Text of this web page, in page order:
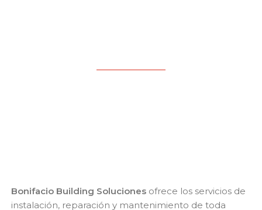
Bonifacio Building Soluciones ofrece los servicios de
instalación, reparación y mantenimiento de toda